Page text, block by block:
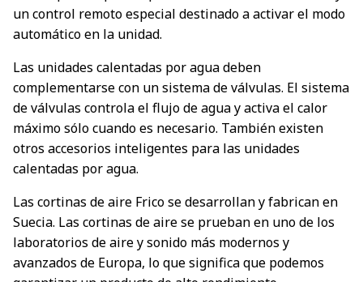
un control remoto especial destinado a activar el modo
automático en la unidad.
Las unidades calentadas por agua deben
complementarse con un sistema de válvulas. El sistema
de válvulas controla el flujo de agua y activa el calor
máximo sólo cuando es necesario. También existen
otros accesorios inteligentes para las unidades
calentadas por agua.
Las cortinas de aire Frico se desarrollan y fabrican en
Suecia. Las cortinas de aire se prueban en uno de los
laboratorios de aire y sonido más modernos y
avanzados de Europa, lo que significa que podemos